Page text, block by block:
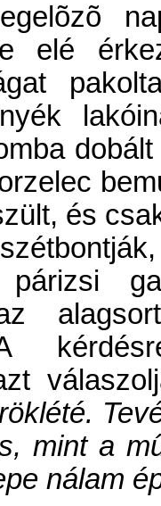
elé
és
párizsi
az
mint a
nálam